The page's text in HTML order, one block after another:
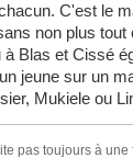
C'est le
non plus tout
Blas et Cissé
jeune sur un
Mukiele ou
pas toujours à une